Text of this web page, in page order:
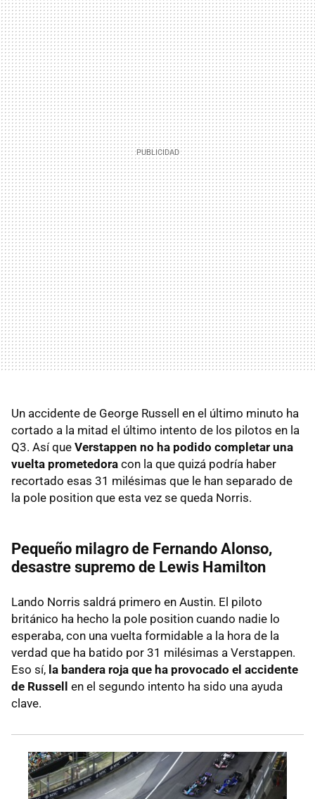
Un accidente de George Russell en el último minuto ha
cortado a la mitad el último intento de los pilotos en la
Q3. Así que Verstappen no ha podido completar una
vuelta prometedora con la que quizá podría haber
recortado esas 31 milésimas que le han separado de
la pole position que esta vez se queda Norris.
Pequeño milagro de Fernando Alonso,
desastre supremo de Lewis Hamilton
Lando Norris saldrá primero en Austin. El piloto
británico ha hecho la pole position cuando nadie lo
esperaba, con una vuelta formidable a la hora de la
verdad que ha batido por 31 milésimas a Verstappen.
Eso sí, la bandera roja que ha provocado el accidente
de Russell en el segundo intento ha sido una ayuda
clave.